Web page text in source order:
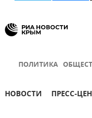
ПОЛИТИКА
НОВОСТИ ПРЕСС-